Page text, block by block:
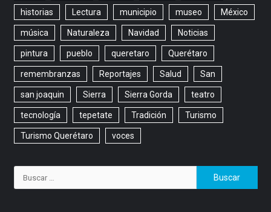
historias Lectura municipio museo México
música Naturaleza Navidad Noticias
pintura pueblo queretaro Querétaro
remembranzas Reportajes Salud San
san joaquin Sierra Sierra Gorda teatro
tecnología tepetate Tradición Turismo
Turismo Querétaro voces